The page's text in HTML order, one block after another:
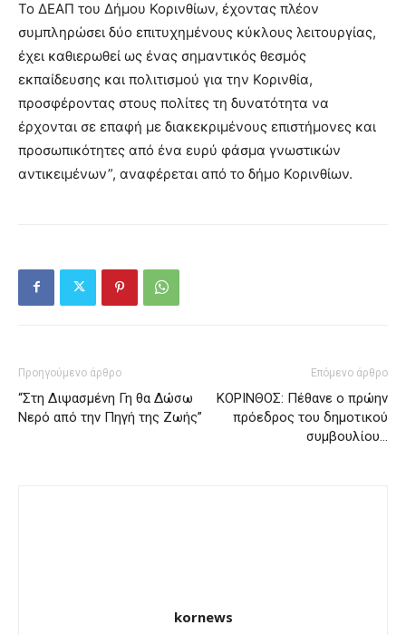
Το ΔΕΑΠ του Δήμου Κορινθίων, έχοντας πλέον
συμπληρώσει δύο επιτυχημένους κύκλους λειτουργίας,
έχει καθιερωθεί ως ένας σημαντικός θεσμός
εκπαίδευσης και πολιτισμού για την Κορινθία,
προσφέροντας στους πολίτες τη δυνατότητα να
έρχονται σε επαφή με διακεκριμένους επιστήμονες και
προσωπικότητες από ένα ευρύ φάσμα γνωστικών
αντικειμένων”, αναφέρεται από το δήμο Κορινθίων.
Προηγούμενο άρθρο
“Στη Διψασμένη Γη θα Δώσω
Νερό από την Πηγή της Ζωής”
Επόμενο άρθρο
ΚΟΡΙΝΘΟΣ: Πέθανε ο πρώην
πρόεδρος του δημοτικού
συμβουλίου…
kornews